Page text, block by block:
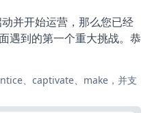
并开始运营，那么您已经
遇到的第一个重大挑战。恭
、captivate、make，并支